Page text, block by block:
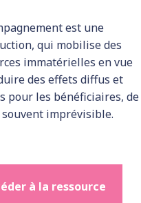
est une
qui mobilise des
immatérielles en vue
des effets diffus et
pour les bénéficiaires, de
imprévisible.
à la ressource